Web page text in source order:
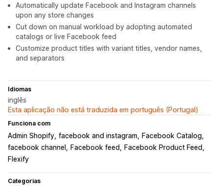
Automatically update Facebook and Instagram channels
upon any store changes
Cut down on manual workload by adopting automated
catalogs or live Facebook feed
Customize product titles with variant titles, vendor names,
and separators
Idiomas
inglês
Esta aplicação não está traduzida em português (Portugal)
Funciona com
Admin Shopify facebook and instagram
Facebook Catalog
facebook channel
Facebook feed
Facebook Product Feed
Flexify
Categorias